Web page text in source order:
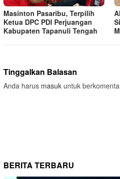
Masinton Pasaribu, Terpilih
Ketua DPC PDI Perjuangan
Kabupaten Tapanuli Tengah
Tinggalkan Balasan
Anda harus masuk untuk
BERITA TERBARU